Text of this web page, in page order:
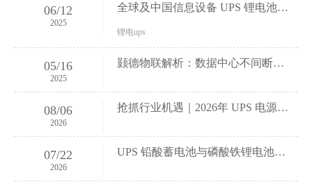
06/12
2025
全球及中国信息设备 UPS 锂电池市场：规模数据透视与竞争格局剖析
锂电ups
05/16
2025
颢德物联解析：数据中心不间断电源（UPS）如何选型与分析
08/06
2026
抢抓行业机遇｜2026年 UPS 电源市场变革与发展趋势分析
07/22
2026
UPS 铅酸蓄电池与磷酸铁锂电池选型对比干货